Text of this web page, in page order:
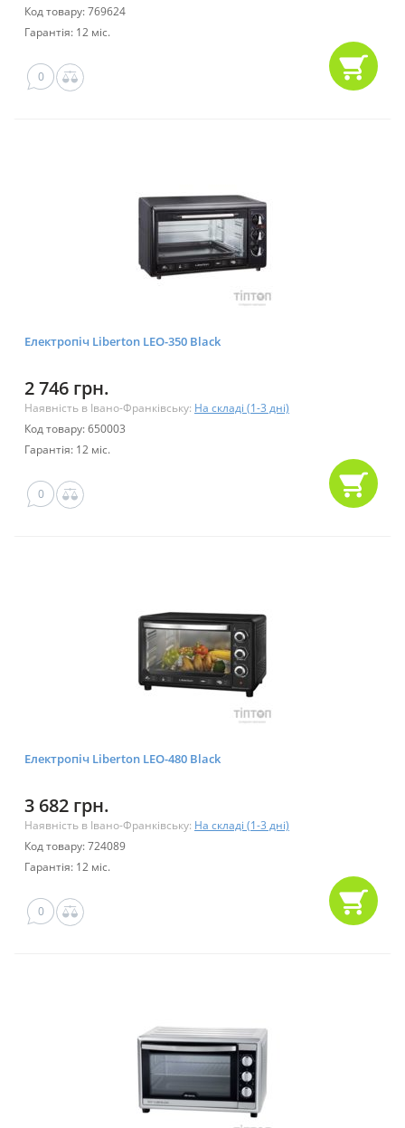
Код товару: 769624
Гарантія: 12 міс.
0
Електропіч Liberton LEO-350 Black
2 746 грн.
Наявність в Івано-Франківську: На складі (1-3 дні)
Код товару: 650003
Гарантія: 12 міс.
0
Електропіч Liberton LEO-480 Black
3 682 грн.
Наявність в Івано-Франківську: На складі (1-3 дні)
Код товару: 724089
Гарантія: 12 міс.
0